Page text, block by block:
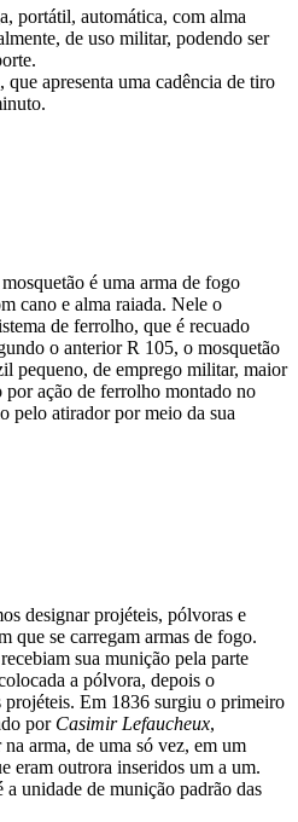
portátil, automática, com alma
de uso militar, podendo ser
apresenta uma cadência de tiro
é uma arma de fogo
cano e alma raiada. Nele o
de ferrolho, que é recuado
o anterior R 105, o mosquetão
pequeno, de emprego militar, maior
por ação de ferrolho montado no
pelo atirador por meio da sua
designar projéteis, pólvoras e
que se carregam armas de fogo.
sua munição pela parte
a pólvora, depois o
Em 1836 surgiu o primeiro
por Casimir Lefaucheux,
arma, de uma só vez, em um
eram outrora inseridos um a um.
a unidade de munição padrão das